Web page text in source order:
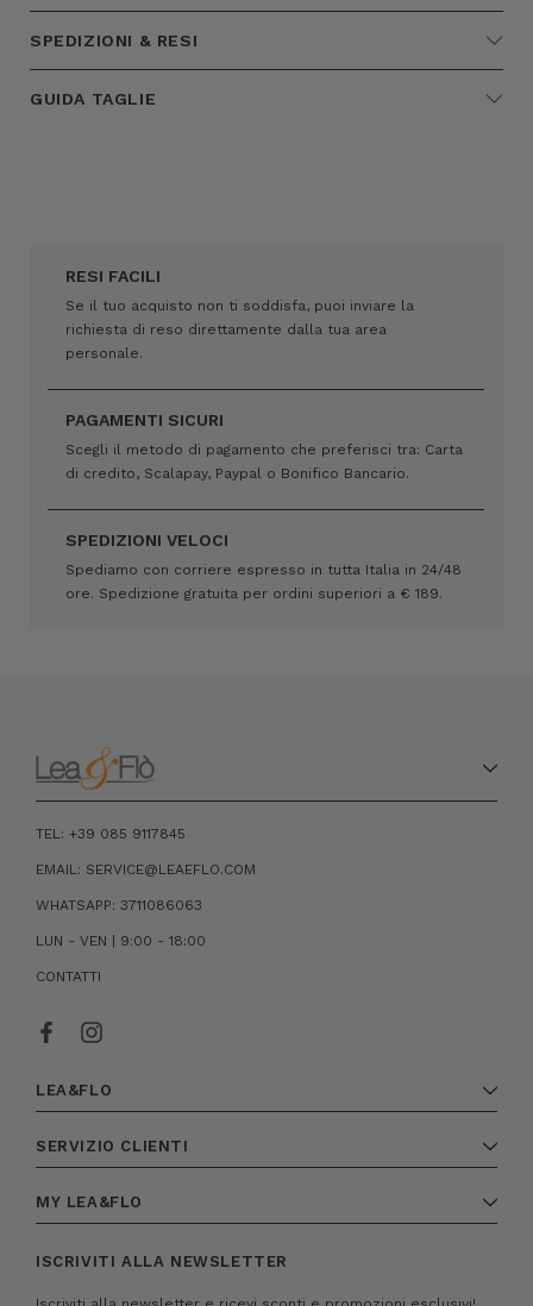
SPEDIZIONI & RESI
GUIDA TAGLIE
RESI FACILI
Se il tuo acquisto non ti soddisfa, puoi inviare la
richiesta di reso direttamente dalla tua area
personale.
PAGAMENTI SICURI
Scegli il metodo di pagamento che preferisci tra: Carta
di credito, Scalapay, Paypal o Bonifico Bancario.
SPEDIZIONI VELOCI
Spediamo con corriere espresso in tutta Italia in 24/48
ore. Spedizione gratuita per ordini superiori a € 189.
TEL: +39 085 9117845
EMAIL: SERVICE@LEAEFLO.COM
WHATSAPP: 3711086063
LUN - VEN | 9:00 - 18:00
CONTATTI
LEA&FLO
SERVIZIO CLIENTI
MY LEA&FLO
ISCRIVITI ALLA NEWSLETTER